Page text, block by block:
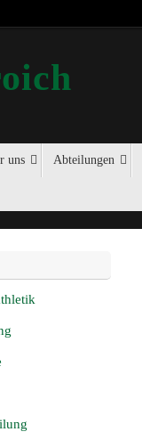
uns Abteilungen